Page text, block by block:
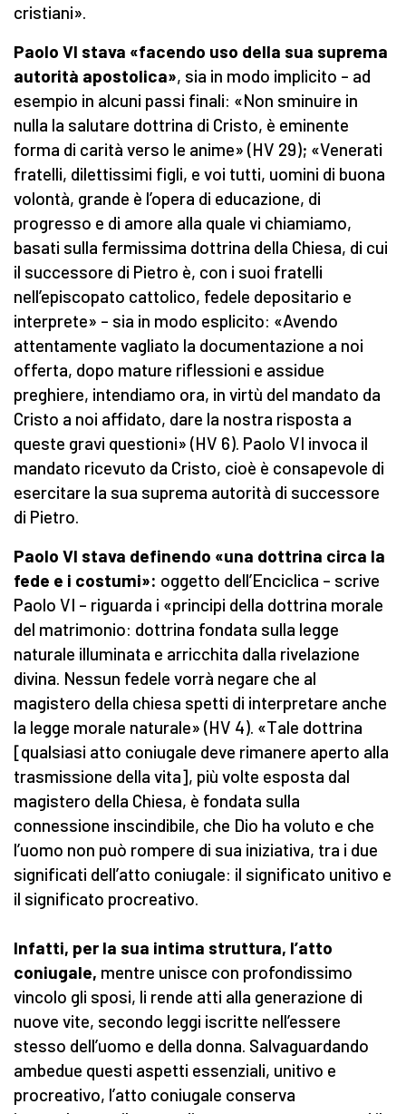
cristiani».
Paolo VI stava «facendo uso della sua suprema
autorità apostolica», sia in modo implicito – ad
esempio in alcuni passi finali: «Non sminuire in
nulla la salutare dottrina di Cristo, è eminente
forma di carità verso le anime» (HV 29); «Venerati
fratelli, dilettissimi figli, e voi tutti, uomini di buona
volontà, grande è l’opera di educazione, di
progresso e di amore alla quale vi chiamiamo,
basati sulla fermissima dottrina della Chiesa, di cui
il successore di Pietro è, con i suoi fratelli
nell’episcopato cattolico, fedele depositario e
interprete» – sia in modo esplicito: «Avendo
attentamente vagliato la documentazione a noi
offerta, dopo mature riflessioni e assidue
preghiere, intendiamo ora, in virtù del mandato da
Cristo a noi affidato, dare la nostra risposta a
queste gravi questioni» (HV 6). Paolo VI invoca il
mandato ricevuto da Cristo, cioè è consapevole di
esercitare la sua suprema autorità di successore
di Pietro.
Paolo VI stava definendo «una dottrina circa la
fede e i costumi»: oggetto dell’Enciclica – scrive
Paolo VI – riguarda i «principi della dottrina morale
del matrimonio: dottrina fondata sulla legge
naturale illuminata e arricchita dalla rivelazione
divina. Nessun fedele vorrà negare che al
magistero della chiesa spetti di interpretare anche
la legge morale naturale» (HV 4). «Tale dottrina
[qualsiasi atto coniugale deve rimanere aperto alla
trasmissione della vita], più volte esposta dal
magistero della Chiesa, è fondata sulla
connessione inscindibile, che Dio ha voluto e che
l’uomo non può rompere di sua iniziativa, tra i due
significati dell’atto coniugale: il significato unitivo e
il significato procreativo.
Infatti, per la sua intima struttura, l’atto
coniugale, mentre unisce con profondissimo
vincolo gli sposi, li rende atti alla generazione di
nuove vite, secondo leggi iscritte nell’essere
stesso dell’uomo e della donna. Salvaguardando
ambedue questi aspetti essenziali, unitivo e
procreativo, l’atto coniugale conserva